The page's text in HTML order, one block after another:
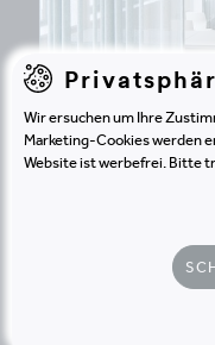
MAVIE MED
Neuer Raum
Entwicklung
Wir ersuchen um Ihre
Marketing-Cookies werden
Website ist werbefrei. Bitte